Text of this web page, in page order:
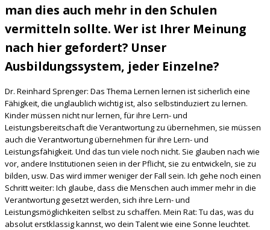
man dies auch mehr in den Schulen
vermitteln sollte. Wer ist Ihrer Meinung
nach hier gefordert? Unser
Ausbildungssystem, jeder Einzelne?
Dr. Reinhard Sprenger: Das Thema Lernen lernen ist sicherlich eine
Fähigkeit, die unglaublich wichtig ist, also selbstinduziert zu lernen.
Kinder müssen nicht nur lernen, für ihre Lern- und
Leistungsbereitschaft die Verantwortung zu übernehmen, sie müssen
auch die Verantwortung übernehmen für ihre Lern- und
Leistungsfähigkeit. Und das tun viele noch nicht. Sie glauben nach wie
vor, andere Institutionen seien in der Pflicht, sie zu entwickeln, sie zu
bilden, usw. Das wird immer weniger der Fall sein. Ich gehe noch einen
Schritt weiter: Ich glaube, dass die Menschen auch immer mehr in die
Verantwortung gesetzt werden, sich ihre Lern- und
Leistungsmöglichkeiten selbst zu schaffen. Mein Rat: Tu das, was du
absolut erstklassig kannst, wo dein Talent wie eine Sonne leuchtet.